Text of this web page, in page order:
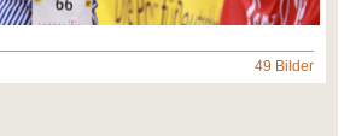
49 Bilder